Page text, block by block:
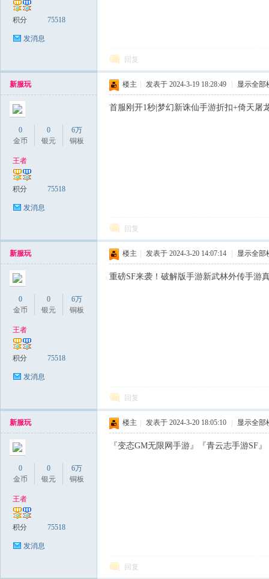
积分 75518
发消息
回复
新服玩
0
金币
0
银元
6万
铜板
王者
积分 75518
发消息
楼主 发表于 2024-3-19 18:28:49 显示全部
首服刚开1秒|梦幻新诛仙手游折扣+倚天屠
回复
新服玩
0
金币
0
银元
6万
铜板
王者
积分 75518
发消息
楼主 发表于 2024-3-20 14:07:14 显示全部
重磅SF来袭！破解版手游新武林外传手游
回复
新服玩
0
金币
0
银元
6万
铜板
王者
积分 75518
发消息
楼主 发表于 2024-3-20 18:05:10 显示全部
『变态GM无限网手游』『青云志手游SF
回复